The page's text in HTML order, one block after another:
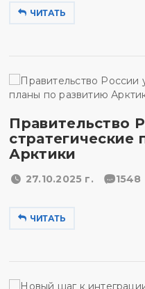
ЧИТАТЬ
Правительство
Арктики
27.10.2025 г. 1548
ЧИТАТЬ